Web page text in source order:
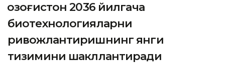
Қозоғистон 2036 йилгача
биотехнологияларни
ривожлантиришнинг янги
тизимини шакллантиради